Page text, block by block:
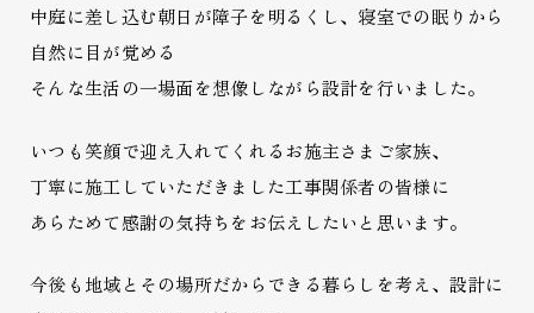
中庭に差し込む朝日が障子を明るくし、寝室での眠りから
自然に目が覚める
そんな生活の一場面を想像しながら設計を行いました。
いつも笑顔で迎え入れてくれるお施主さまご家族、
丁寧に施工していただきました工事関係者の皆様に
あらためて感謝の気持ちをお伝えしたいと思います。
今後も地域とその場所だからできる暮らしを考え、設計に